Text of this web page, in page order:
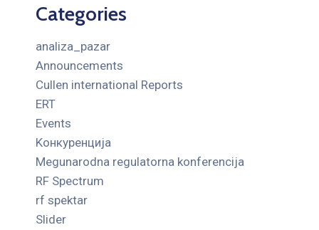
Categories
analiza_pazar
Announcements
Cullen international Reports
ERT
Events
Kонкуренција
Megunarodna regulatorna konferencija
RF Spectrum
rf spektar
Slider